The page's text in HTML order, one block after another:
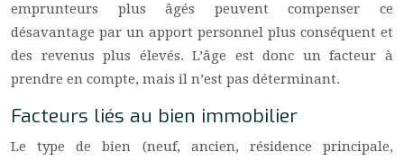
emprunteurs plus âgés peuvent compenser ce
désavantage par un apport personnel plus conséquent et
des revenus plus élevés. L’âge est donc un facteur à
prendre en compte, mais il n’est pas déterminant.
Facteurs liés au bien immobilier
Le type de bien (neuf, ancien, résidence principale,